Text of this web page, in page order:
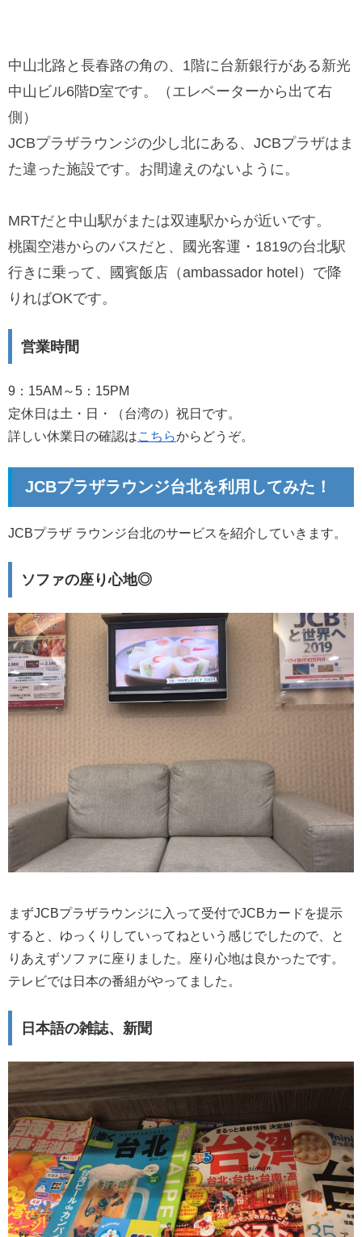
中山北路と長春路の角の、1階に台新銀行がある新光
中山ビル6階D室です。（エレベーターから出て右
側）
JCBプラザラウンジの少し北にある、JCBプラザはま
た違った施設です。お間違えのないように。
MRTだと中山駅がまたは双連駅からが近いです。
桃園空港からのバスだと、國光客運・1819の台北駅
行きに乗って、國賓飯店（ambassador hotel）で降
りればOKです。
営業時間
9：15AM～5：15PM
定休日は土・日・（台湾の）祝日です。
詳しい休業日の確認はこちらからどうぞ。
JCBプラザラウンジ台北を利用してみた！
JCBプラザ ラウンジ台北のサービスを紹介していきます。
ソファの座り心地◎
まずJCBプラザラウンジに入って受付でJCBカードを提示
すると、ゆっくりしていってねという感じでしたので、と
りあえずソファに座りました。座り心地は良かったです。
テレビでは日本の番組がやってました。
日本語の雑誌、新聞